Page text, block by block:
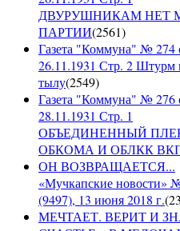
ДВУРУШНИКАМ НЕТ
ПАРТИИ(2561)
Газета "Коммуна" № 274
26.11.1931 Стр. 2 Штурм
тылу(2549)
Газета "Коммуна" № 276
28.11.1931 Стр. 1
ОБЪЕДИНЕННЫЙ
ОБКОМА И ОБЛКК
ОН ВОЗВРАЩАЕТСЯ...
«Мучкапские новости»
(9497), 13 июня 2018 г.(
МЕЧТАЕТ. ВЕРИТ И